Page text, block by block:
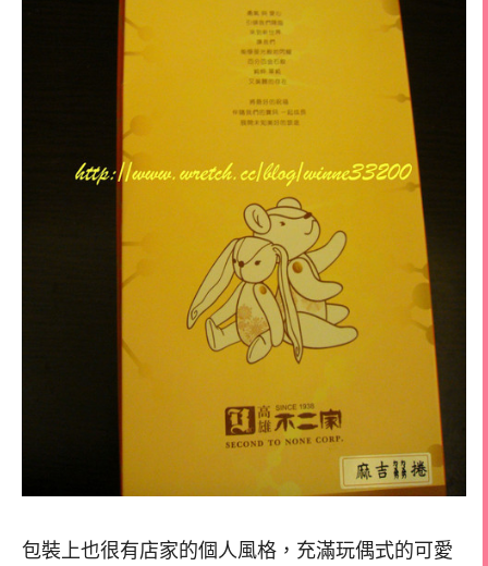
包裝上也很有店家的個人風格，充滿玩偶式的可愛